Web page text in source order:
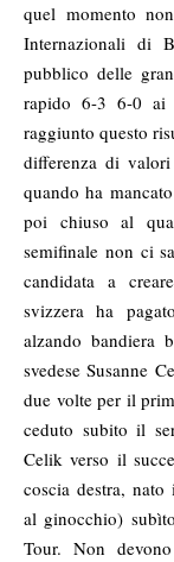
quel momento
Internazionali di
pubblico delle
rapido 6-3 6-0 ai
raggiunto questo
differenza di
quando ha
poi chiuso al
semifinale non ci
candidata a
svizzera ha
alzando bandiera
svedese Susanne
due volte per il
ceduto subito il
Celik verso il
coscia destra, nato
al ginocchio)
Tour. Non